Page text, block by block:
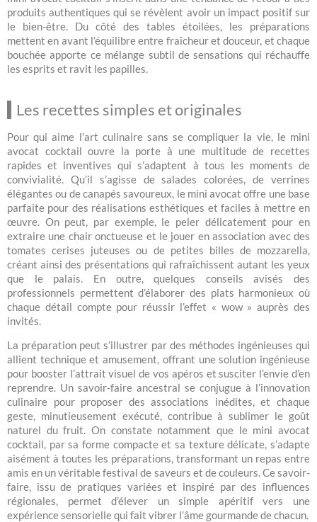
produits authentiques qui se révèlent avoir un impact positif sur
le bien-être. Du côté des tables étoilées, les préparations
mettent en avant l’équilibre entre fraîcheur et douceur, et chaque
bouchée apporte ce mélange subtil de sensations qui réchauffe
les esprits et ravit les papilles.
Les recettes simples et originales
Pour qui aime l’art culinaire sans se compliquer la vie, le mini
avocat cocktail ouvre la porte à une multitude de recettes
rapides et inventives qui s’adaptent à tous les moments de
convivialité. Qu’il s’agisse de salades colorées, de verrines
élégantes ou de canapés savoureux, le mini avocat offre une base
parfaite pour des réalisations esthétiques et faciles à mettre en
œuvre. On peut, par exemple, le peler délicatement pour en
extraire une chair onctueuse et le jouer en association avec des
tomates cerises juteuses ou de petites billes de mozzarella,
créant ainsi des présentations qui rafraîchissent autant les yeux
que le palais. En outre, quelques conseils avisés des
professionnels permettent d’élaborer des plats harmonieux où
chaque détail compte pour réussir l’effet « wow » auprès des
invités.
La préparation peut s’illustrer par des méthodes ingénieuses qui
allient technique et amusement, offrant une solution ingénieuse
pour booster l’attrait visuel de vos apéros et susciter l’envie d’en
reprendre. Un savoir-faire ancestral se conjugue à l’innovation
culinaire pour proposer des associations inédites, et chaque
geste, minutieusement exécuté, contribue à sublimer le goût
naturel du fruit. On constate notamment que le mini avocat
cocktail, par sa forme compacte et sa texture délicate, s’adapte
aisément à toutes les préparations, transformant un repas entre
amis en un véritable festival de saveurs et de couleurs. Ce savoir-
faire, issu de pratiques variées et inspiré par des influences
régionales, permet d’élever un simple apéritif vers une
expérience sensorielle qui fait vibrer l’âme gourmande de chacun.